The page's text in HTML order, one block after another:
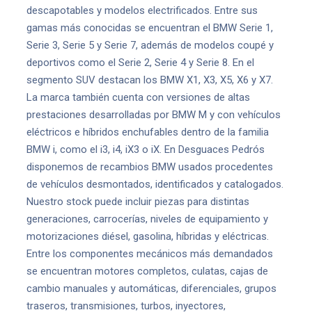
descapotables y modelos electrificados. Entre sus
gamas más conocidas se encuentran el BMW Serie 1,
Serie 3, Serie 5 y Serie 7, además de modelos coupé y
deportivos como el Serie 2, Serie 4 y Serie 8. En el
segmento SUV destacan los BMW X1, X3, X5, X6 y X7.
La marca también cuenta con versiones de altas
prestaciones desarrolladas por BMW M y con vehículos
eléctricos e híbridos enchufables dentro de la familia
BMW i, como el i3, i4, iX3 o iX. En Desguaces Pedrós
disponemos de recambios BMW usados procedentes
de vehículos desmontados, identificados y catalogados.
Nuestro stock puede incluir piezas para distintas
generaciones, carrocerías, niveles de equipamiento y
motorizaciones diésel, gasolina, híbridas y eléctricas.
Entre los componentes mecánicos más demandados
se encuentran motores completos, culatas, cajas de
cambio manuales y automáticas, diferenciales, grupos
traseros, transmisiones, turbos, inyectores,